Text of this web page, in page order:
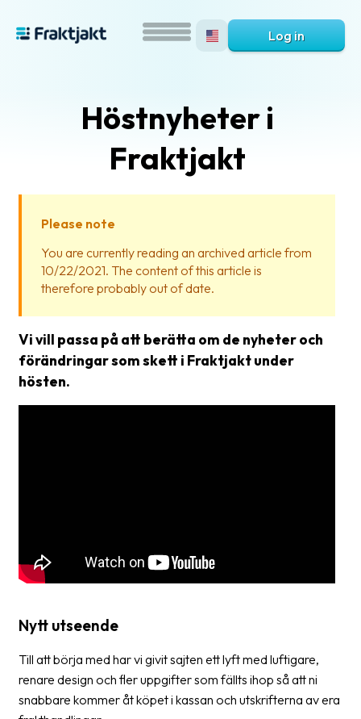
is
Fraktjakt?
Help?
FAQ
Glossary
declarations
terms
Pickups
Manuals
Log in
Höstnyheter i
Fraktjakt
Please note
You are currently reading an archived article from
10/22/2021. The content of this article is
therefore probably out of date.
Vi vill passa på att berätta om de nyheter och
förändringar som skett i Fraktjakt under
hösten.
Nytt utseende
Till att börja med har vi givit sajten ett lyft med luftigare,
renare design och fler uppgifter som fällts ihop så att ni
snabbare kommer åt köpet i kassan och utskrifterna av era